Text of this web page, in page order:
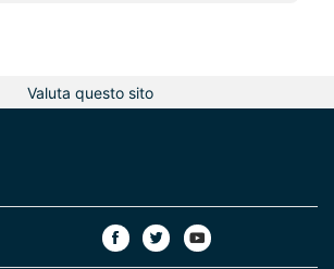
Valuta questo sito